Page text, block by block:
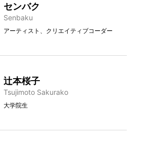
センバク
Senbaku
アーティスト、クリエイティブコーダー
辻本桜子
Tsujimoto Sakurako
大学院生